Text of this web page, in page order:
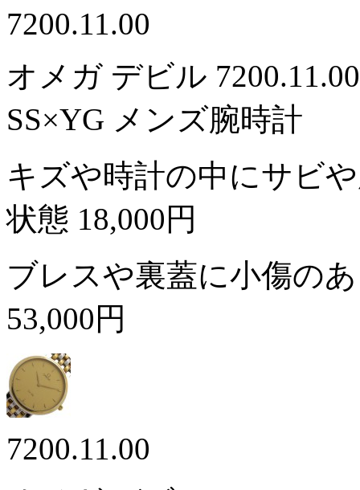
7200.11.00
オメガ デビル
SS×YG メンズ腕時計
キズや時計の中にサビ
状態 18,000円
ブレスや裏蓋に小傷の
53,000円
7200.11.00